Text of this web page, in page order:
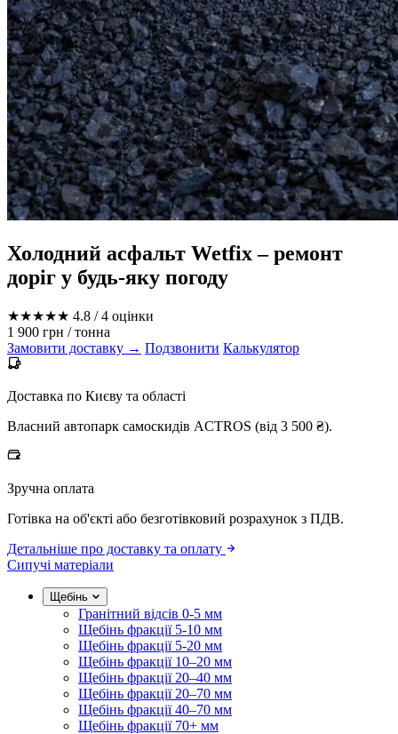
Холодний асфальт Wetfix – ремонт
доріг у будь-яку погоду
★★★★★ 4.8 / 4 оцінки
1 900 грн / тонна
Замовити доставку → Подзвонити Калькулятор
Доставка по Києву та області
Власний автопарк самоскидів ACTROS (від 3 500 ₴).
Зручна оплата
Готівка на об'єкті або безготівковий розрахунок з ПДВ.
Детальніше про доставку та оплату
Сипучі матеріали
Щебінь
Гранітний відсів 0-5 мм
Щебінь фракції 5-10 мм
Щебінь фракції 5-20 мм
Щебінь фракції 10–20 мм
Щебінь фракції 20–40 мм
Щебінь фракції 20–70 мм
Щебінь фракції 40–70 мм
Щебінь фракції 70+ мм